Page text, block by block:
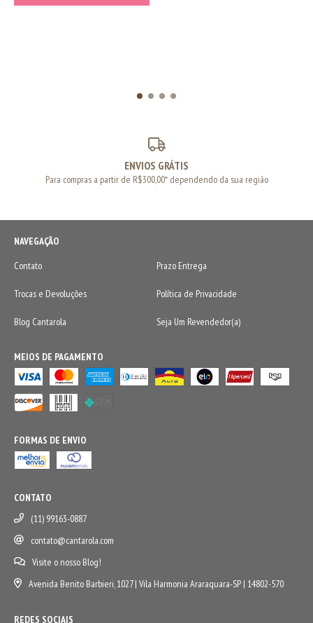
ENVIOS GRÁTIS
Para compras a partir de R$300,00* dependendo da sua região
NAVEGAÇÃO
Contato
Prazo Entrega
Trocas e Devoluções Política de Privacidade
Blog Cantarola Seja Um Revendedor(a)
MEIOS DE PAGAMENTO
FORMAS DE ENVIO
CONTATO
(11) 99163-0887
contato@cantarola.com
Visite o nosso Blog!
Avenida Benito Barbieri, 1027 | Vila Harmonia Araraquara-SP | 14802-570
REDES SOCIAIS